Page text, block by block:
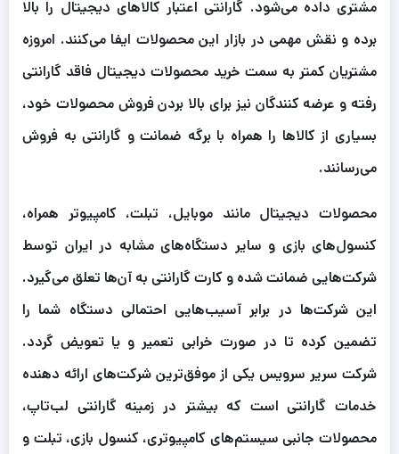
مشتری داده می‌شود. گارانتی اعتبار کالاهای دیجیتال را بالا
برده و نقش مهمی در بازار این محصولات ایفا می‌کنند. امروزه
مشتریان کمتر به سمت خرید محصولات دیجیتال فاقد گارانتی
رفته و عرضه کنندگان نیز برای بالا بردن فروش محصولات خود،
بسیاری از کالاها را همراه با برگه ضمانت و گارانتی به فروش
می‌رسانند.
محصولات دیجیتال مانند موبایل، تبلت، کامپیوتر همراه،
کنسول‌های بازی و سایر دستگاه‌های مشابه در ایران توسط
شرکت‌هایی ضمانت شده و کارت گارانتی به آن‌ها تعلق می‌گیرد.
این شرکت‌ها در برابر آسیب‌هایی احتمالی دستگاه شما را
تضمین کرده تا در صورت خرابی‌ تعمیر و یا تعویض گردد.
شرکت سریر سرویس یکی از موفق‌ترین شرکت‌های ارائه دهنده
خدمات گارانتی است که بیشتر در زمینه گارانتی لب‌تاپ،
محصولات جانبی سیستم‌های کامپیوتری، کنسول بازی، تبلت و